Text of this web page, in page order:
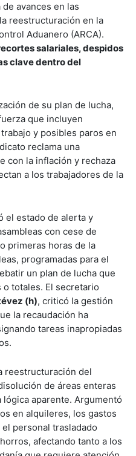
avances en las
reestructuración en la
Aduanero (ARCA).
salariales, despidos
clave dentro del
de su plan de lucha,
que incluyen
y posibles paros en
reclama una
con la inflación y rechaza
a los trabajadores de la
el estado de alerta y
con cese de
primeras horas de la
programadas para el
un plan de lucha que
totales. El secretario
(h), criticó la gestión
la recaudación ha
tareas inapropiadas
reestructuración del
de áreas enteras
aparente. Argumentó
en alquileres, los gastos
personal trasladado
afectando tanto a los